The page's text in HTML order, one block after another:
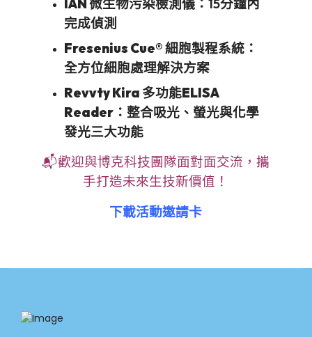
IAN 微生物污染檢測儀：15分鐘內
完成偵測
Fresenius Cue® 細胞製程系統：
全方位細胞處理解決方案
Revvty Kira 多功能ELISA
Reader：整合吸光、螢光與化學
發光三大功能
📬歡迎與博克科技團隊面對面交流，攜
手打造未來生技新價值！
下載活動邀請卡